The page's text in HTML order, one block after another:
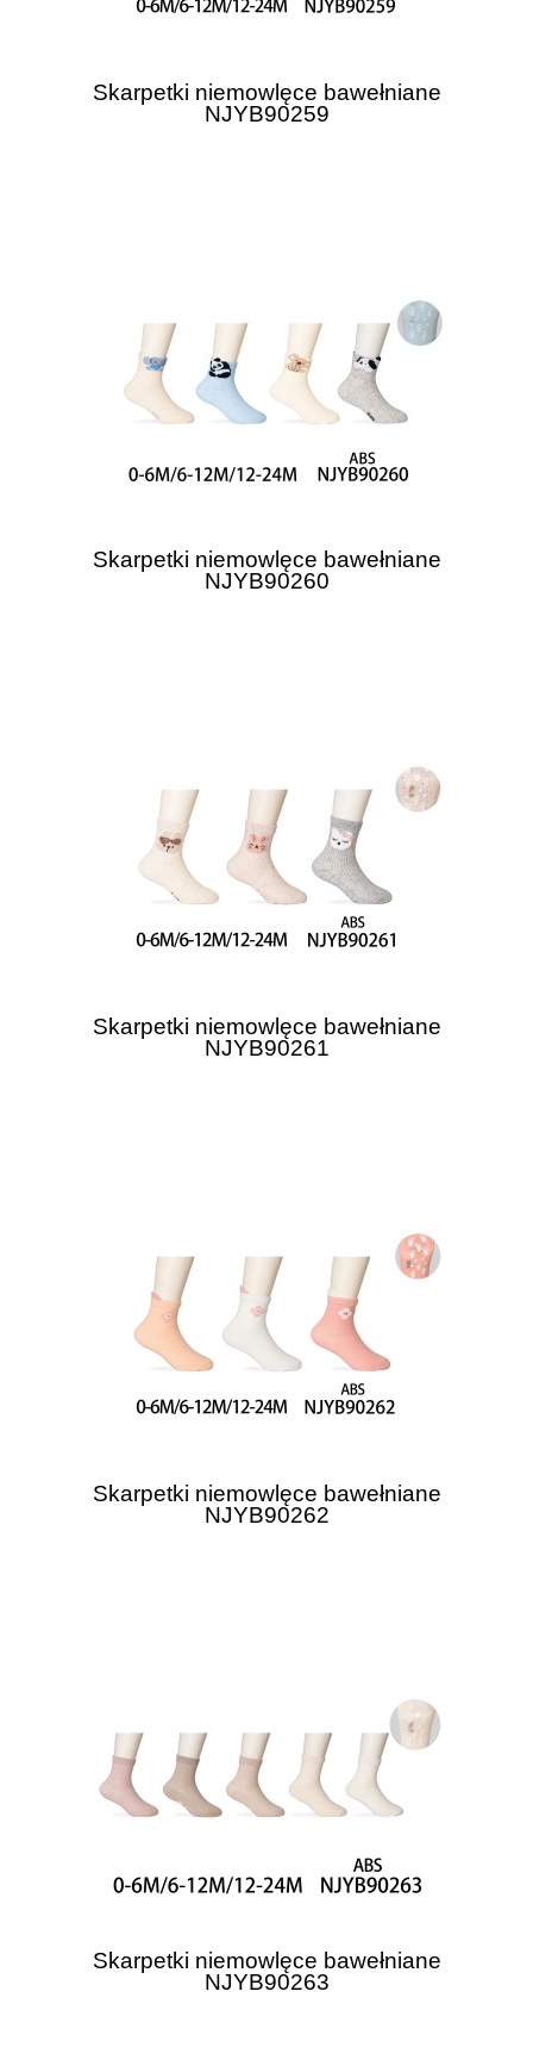
Skarpetki niemowlęce bawełniane
NJYB90259
Skarpetki niemowlęce bawełniane
NJYB90260
Skarpetki niemowlęce bawełniane
NJYB90261
Skarpetki niemowlęce bawełniane
NJYB90262
Skarpetki niemowlęce bawełniane
NJYB90263